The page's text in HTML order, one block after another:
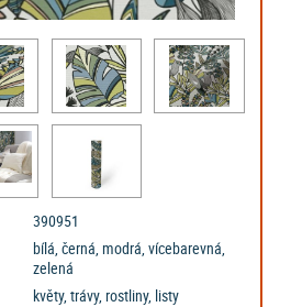
390951
bílá, černá, modrá, vícebarevná,
zelená
květy, trávy, rostliny, listy